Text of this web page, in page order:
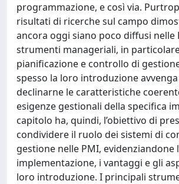
programmazione, e così via.
risultati di ricerche sul campo
ancora oggi siano poco diffusi nelle
strumenti manageriali, in
pianificazione e controllo di
spesso la loro introduzione avvenga
declinarne le caratteristiche
esigenze gestionali della specifica
capitolo ha, quindi, l’obiettivo di
condividere il ruolo dei sistemi di
gestione nelle PMI, evidenziandone
implementazione, i vantaggi e gli
loro introduzione. I principali